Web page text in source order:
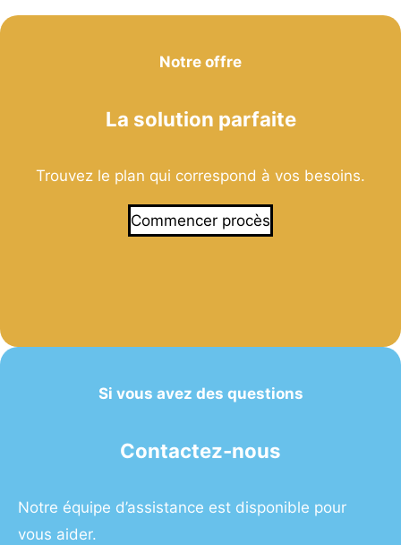
Notre offre
La solution parfaite
Trouvez le plan qui correspond à vos besoins.
Commencer procès
Si vous avez des questions
Contactez-nous
Notre équipe d’assistance est disponible pour
vous aider.